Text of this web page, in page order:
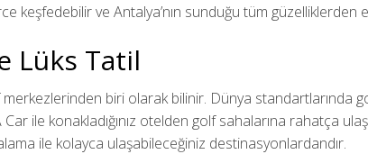
keşfedebilir ve Antalya’nın sunduğu tüm güzelliklerden
Lüks Tatil
merkezlerinden biri olarak bilinir. Dünya standartlarında
ile konakladığınız otelden golf sahalarına rahatça
ile kolayca ulaşabileceğiniz destinasyonlardandır.